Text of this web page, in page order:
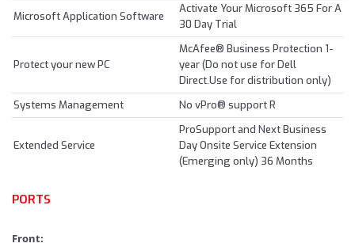
Microsoft Application Software
Activate Your Microsoft 365 For A
30 Day Trial
Protect your new PC
McAfee® Business Protection 1-
year (Do not use for Dell
Direct.Use for distribution only)
Systems Management
No vPro® support R
Extended Service
ProSupport and Next Business
Day Onsite Service Extension
(Emerging only) 36 Months
PORTS
Front: